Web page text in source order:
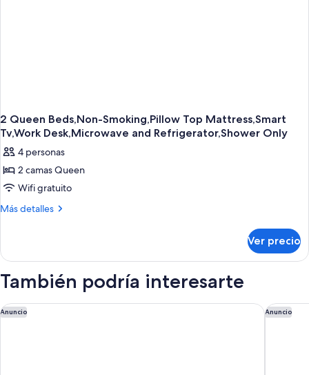
2 Queen Beds,Non-Smoking,Pillow Top Mattress,Smart
Tv,Work Desk,Microwave and Refrigerator,Shower Only
4 personas
2 camas Queen
Wifi gratuito
Más detalles
Más
Queen
Smoking,Pillow
Mattress,Smart
Tv,Work
Ver precio
También podría interesarte
Anuncio
Holiday Inn Tacoma Mall by IHG Anuncio
Studio 6